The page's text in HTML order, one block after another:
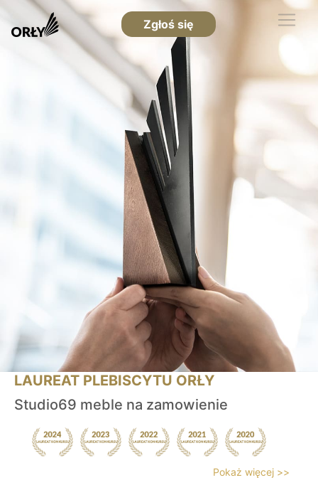
Zgłoś się
LAUREAT PLEBISCYTU ORŁY
Studio69 meble na zamowienie
Pokaż więcej >>